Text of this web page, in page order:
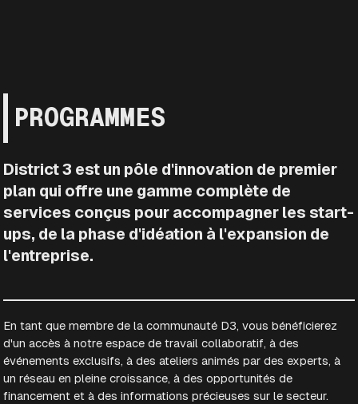
PROGRAMMES
District 3 est un pôle d'innovation de premier
plan qui offre une gamme complète de
services conçus pour accompagner les start-
ups, de la phase d'idéation à l'expansion de
l'entreprise.
En tant que membre de la communauté D3, vous bénéficierez
d'un accès à notre espace de travail collaboratif, à des
événements exclusifs, à des ateliers animés par des experts, à
un réseau en pleine croissance, à des opportunités de
financement et à des informations précieuses sur le secteur.